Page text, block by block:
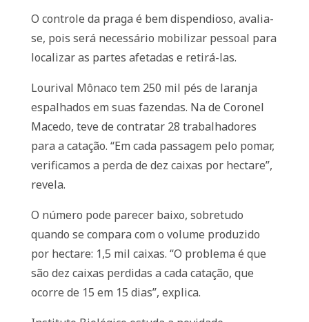
O controle da praga é bem dispendioso, avalia-
se, pois será necessário mobilizar pessoal para
localizar as partes afetadas e retirá-las.
Lourival Mônaco tem 250 mil pés de laranja
espalhados em suas fazendas. Na de Coronel
Macedo, teve de contratar 28 trabalhadores
para a catação. “Em cada passagem pelo pomar,
verificamos a perda de dez caixas por hectare”,
revela.
O número pode parecer baixo, sobretudo
quando se compara com o volume produzido
por hectare: 1,5 mil caixas. “O problema é que
são dez caixas perdidas a cada catação, que
ocorre de 15 em 15 dias”, explica.